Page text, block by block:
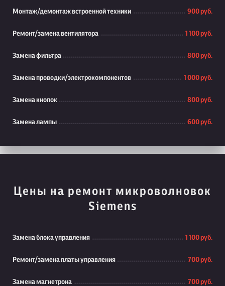
Монтаж/демонтаж встроенной техники 900 руб.
Ремонт/замена вентилятора 1 100 руб.
Замена фильтра 800 руб.
Замена проводки/электрокомпонентов 1 000 руб.
Замена кнопок 800 руб.
Замена лампы 600 руб.
Цены на ремонт микроволновок
Siemens
Замена блока управления 1 100 руб.
Ремонт/замена платы управления 700 руб.
Замена магнетрона 700 руб.